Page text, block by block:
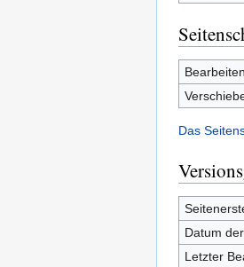
Bearbeiten
Das
Datum
Letzter